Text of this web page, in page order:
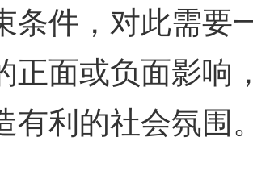
条件，对此需要
正面或负面影响
有利的社会氛围